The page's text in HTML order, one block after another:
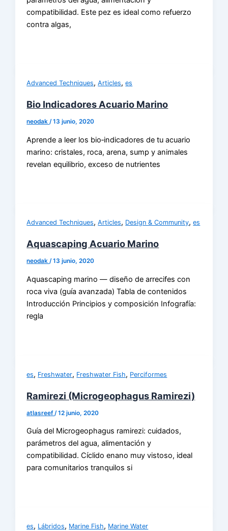
compatibilidad. Este pez es ideal como refuerzo
contra algas,
Advanced Techniques,Articles,es
Bio Indicadores Acuario Marino
neodak/13 junio, 2020
Aprende a leer los bio‑indicadores de tu acuario
marino: cristales, roca, arena, sump y animales
revelan equilibrio, exceso de nutrientes
Advanced Techniques,Articles, Design & Community,es
Aquascaping Acuario Marino
neodak/13 junio, 2020
Aquascaping marino — diseño de arrecifes con
roca viva (guía avanzada) Tabla de contenidos
Introducción Principios y composición Infografía:
regla
es, Freshwater, Freshwater Fish, Perciformes
Ramirezi (Microgeophagus Ramirezi)
atlasreef /12 junio, 2020
Guía del Microgeophagus ramirezi: cuidados,
parámetros del agua, alimentación y
compatibilidad. Cíclido enano muy vistoso, ideal
para comunitarios tranquilos si
es, Lábridos, Marine Fish, Marine Water